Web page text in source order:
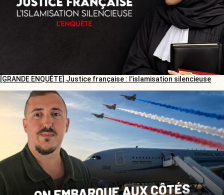
[GRANDE ENQUÊTE] Justice française : l’islamisation silencieuse